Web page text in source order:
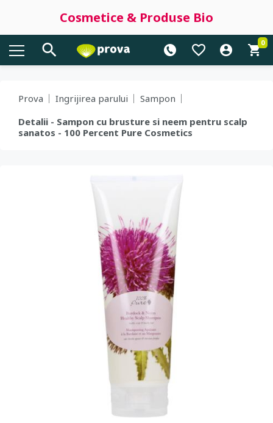
Cosmetice & Produse Bio
0
Prova Ingrijirea parului
Sampon
Detalii - Sampon cu brusture si neem pentru scalp
sanatos - 100 Percent Pure Cosmetics